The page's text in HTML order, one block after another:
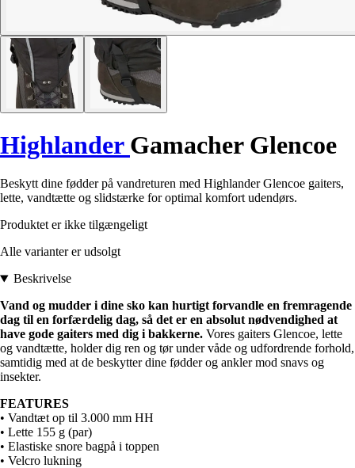
Highlander Gamacher Glencoe
Beskytt dine fødder på vandreturen med Highlander Glencoe gaiters,
lette, vandtætte og slidstærke for optimal komfort udendørs.
Produktet er ikke tilgængeligt
Alle varianter er udsolgt
Beskrivelse
Vand og mudder i dine sko kan hurtigt forvandle en fremragende
dag til en forfærdelig dag, så det er en absolut nødvendighed at
have gode gaiters med dig i bakkerne. Vores gaiters Glencoe, lette
og vandtætte, holder dig ren og tør under våde og udfordrende forhold,
samtidig med at de beskytter dine fødder og ankler mod snavs og
insekter.
FEATURES
• Vandtæt op til 3.000 mm HH
• Lette 155 g (par)
• Elastiske snore bagpå i toppen
• Velcro lukning